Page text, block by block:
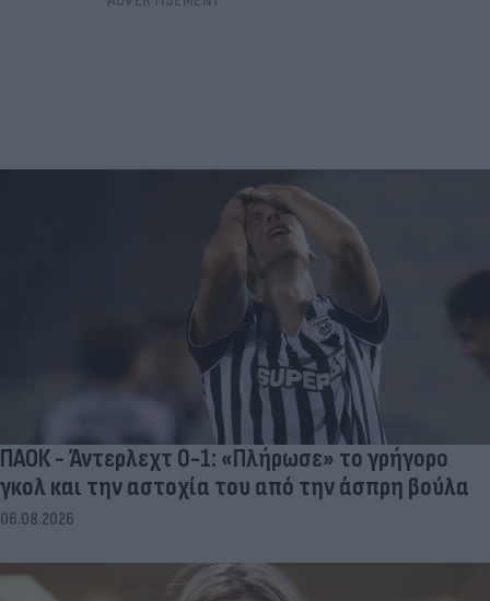
ΠΑΟΚ - Άντερλεχτ 0-1: «Πλήρωσε» το γρήγορο
γκολ και την αστοχία του από την άσπρη βούλα
06.08.2026